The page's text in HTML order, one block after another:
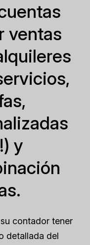
ventas
y
contador tener
detallada del